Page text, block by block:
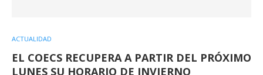
ACTUALIDAD
EL COECS RECUPERA A PARTIR DEL PRÓXIMO
LUNES SU HORARIO DE INVIERNO